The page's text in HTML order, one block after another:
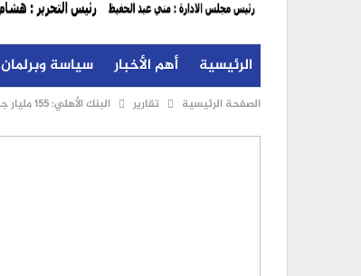
الرئيسية أهم الأخبار سياسة وبرلمان
الصفحة الرئيسية تقارير البنك الأهلي: 155 مليار جنيه حصيلة شهادات الـ25 % منذ انطلاقها